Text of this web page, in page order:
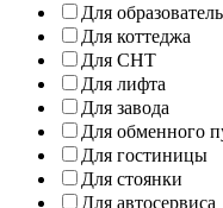
Для
Для коттеджа
Для СНТ
Для лифта
Для завода
Для обменного
Для гостиницы
Для стоянки
Для автосервиса